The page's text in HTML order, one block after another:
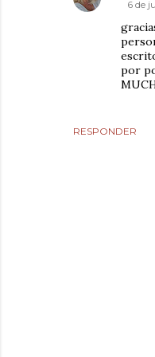
RESPONDER
6 de
por